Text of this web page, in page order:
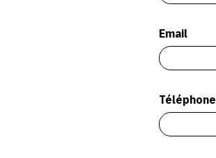
Email
Téléphone